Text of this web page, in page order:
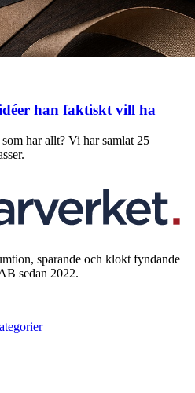
han faktiskt vill ha
har allt? Vi har samlat 25
sparande och klokt fyndande
sedan 2022.